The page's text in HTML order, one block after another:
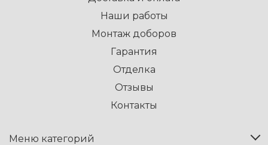
Наши работы
Монтаж доборов
Гарантия
Отделка
Отзывы
Контакты
Меню категорий